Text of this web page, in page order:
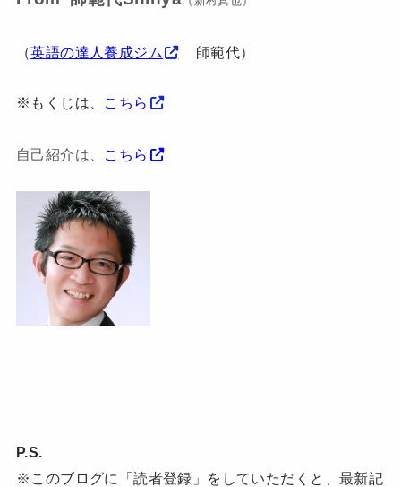
（英語の達人養成ジム 師範代）
※もくじは、 こちら
自己紹介は、 こちら
P.S.
※このブログに「読者登録」をしていただくと、最新記